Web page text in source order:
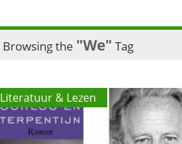
Browsing the "We" Tag
Literatuur & Lezen